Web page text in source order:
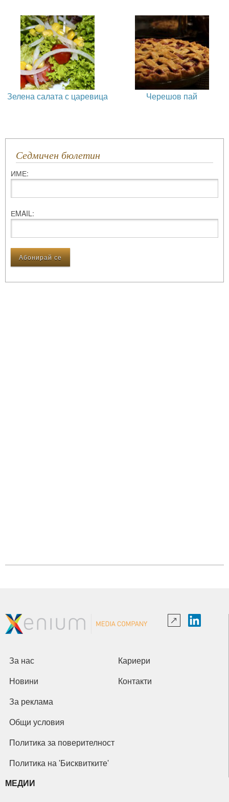
Зелена салата с царевица Черешов пай
Седмичен бюлетин
ИМЕ:
ЕMAIL:
За нас Кариери
Новини Контакти
За реклама
Общи условия
Политика за поверителност
Политика на 'Бисквитките'
МЕДИИ